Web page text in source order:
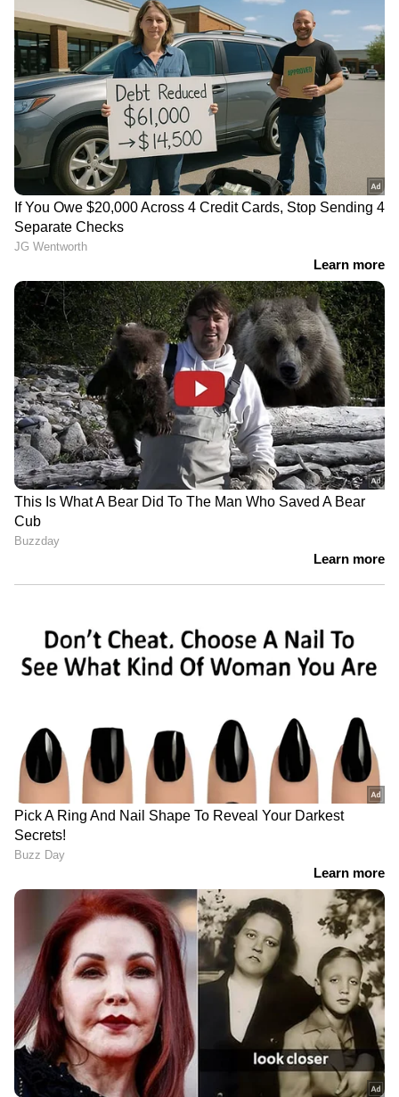
എന്നാണ് സെറീന്‍ ക്വിന്റ് റിപ്പോര്‍ട്ടില്‍ പറയുന്നത്.
തന്റെ അവകാശങ്ങള്‍ പോലും
സംരക്ഷിക്കപ്പെടുന്നില്ലല്ലോ എന്നോര്‍ത്തുള്ള
നിരാശയിലാണ് അവള്‍.
താലിബാന്‍ പോരാളിയെ വിവാഹം കഴിച്ചാല്‍
ജീവിതം നരകമാകുമെന്ന് ആ
ഇരുപത്തെട്ടുകാരിയ്ക്ക് നല്ല
ബോധ്യമുണ്ടായിരുന്നു. ക്രൂരതകള്‍ സഹിച്ച് ഒരു
അടിമയെപ്പോലെ ജീവിക്കാന്‍ അവള്‍ക്ക്
സാധിക്കുമായിരുന്നില്ല. ഒടുവില്‍
രായ്ക്കുരാമാനം അവള്‍ ഉമ്മയോടൊപ്പം
അവിടെ നിന്ന് ഒളിച്ചോടി. ഇത്രയും കാലമായിട്ടും
അവള്‍ക്ക് വീട്ടില്‍ തിരികെ പോകാന്‍
സാധിച്ചിട്ടില്ല. നാട്ടില്‍ എത്തിയാല്‍, താലിബാന്‍
നിര്‍ബന്ധിച്ച് വിവാഹം കഴിപ്പിക്കുമെന്ന് അവള്‍
ഭയക്കുന്നു.
എന്നാല്‍ അവളോളം ഭാഗ്യമില്ലാത്തവര്‍
താലിബാന്‍കാരെ വിവാഹം ചെയ്തു അവിടെ
മരിച്ച് ജീവിക്കുകയാണ്. സ്വന്തം ശരീരത്തിലും,
ജീവിതത്തിലും യാതൊരു അവകാശവുമില്ലാതെ
അവഹേളനവും സഹിച്ച് അവര്‍
എരിഞ്ഞടങ്ങുന്നതായാണ് റിപ്പോര്‍ട്ടില്‍
അതേസമയം ഈ നിര്‍ബന്ധിത വിവാഹങ്ങള്‍
താലിബാനിലേയ്ക്ക് ആളെ ചേര്‍ക്കാനുള്ള ഒരു
അടവാണെന്ന് കാബൂളിലെ വനിതകള്‍ക്ക്